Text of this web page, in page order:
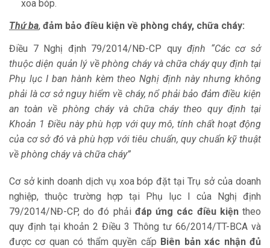
xoa bóp.
Thứ ba, đảm bảo điều kiện về phòng cháy, chữa cháy:
Điều 7 Nghị định 79/2014/NĐ-CP quyđịnh “Các cơ sở
thuộc diện quản lý về phòng cháy và chữa cháy quy định tại
Phụ lục I ban hành kèm theo Nghị định này nhưng không
phải là cơ sở nguy hiểm về cháy, nổ phải bảo đảm điều kiện
an toàn về phòng cháy và chữa cháy theo quy định tại
Khoản 1 Điều này phù hợp với quy mô, tính chất hoạt động
của cơ sở đó và phù hợp với tiêu chuẩn, quy chuẩn kỹ thuật
về phòng cháy và chữa cháy”
Cơ sở kinh doanh dịch vụ xoa bóp đặt tại Trụ sở của doanh
nghiệp, thuộc trường hợp tại Phụ lục I của Nghị định
79/2014/NĐ-CP, do đó phải đáp ứng các điều kiệntheo
quy định tại khoản 2 Điều 3 Thông tư 66/2014/TT-BCA và
được cơ quan có thẩm quyền cấp Biên bản xác nhận đủ